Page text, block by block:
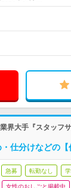
界大手『スタッフ
仕分けなどの【
急募 転勤なし
女性のおしごと掲載中